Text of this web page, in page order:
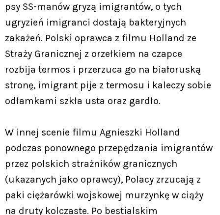
psy SS-manów gryzą imigrantów, o tych
ugryzień imigranci dostają bakteryjnych
zakażeń. Polski oprawca z filmu Holland ze
Straży Granicznej z orzełkiem na czapce
rozbija termos i przerzuca go na białoruską
stronę, imigrant pije z termosu i kaleczy sobie
odłamkami szkła usta oraz gardło.
W innej scenie filmu Agnieszki Holland
podczas ponownego przepędzania imigrantów
przez polskich strażników granicznych
(ukazanych jako oprawcy), Polacy zrzucają z
paki ciężarówki wojskowej murzynkę w ciąży
na druty kolczaste. Po bestialskim